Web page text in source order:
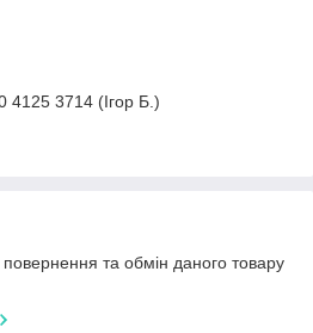
4125 3714 (Ігор Б.)
та обмін даного товару